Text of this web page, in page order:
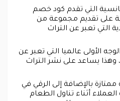
التي تقدم كود خصم
على تقديم مجموعة من
التي تعبر عن التراث
الأولى عالميا التي تعبر عن
وهذا يساعد على نشر التراث
بالإضافة إلى الرقي في
أثناء تناول الطعام